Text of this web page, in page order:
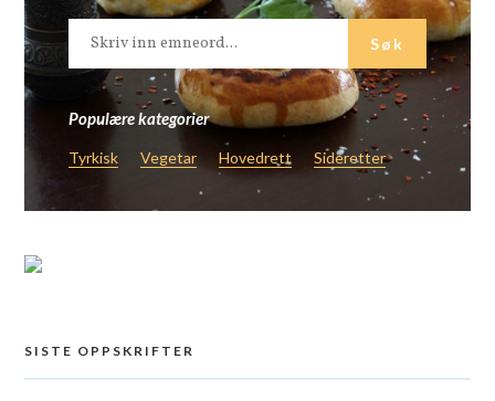
Populære kategorier
Tyrkisk Vegetar Hovedrett Sideretter
SISTE OPPSKRIFTER